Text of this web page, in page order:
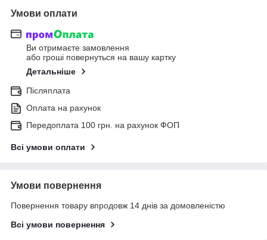
Умови оплати
Ви отримаєте замовлення
або гроші повернуться на вашу картку
Детальніше
Післяплата
Оплата на рахунок
Передоплата 100 грн. на рахунок ФОП
Всі умови оплати
Умови повернення
Повернення товару впродовж 14 днів за домовленістю
Всі умови повернення